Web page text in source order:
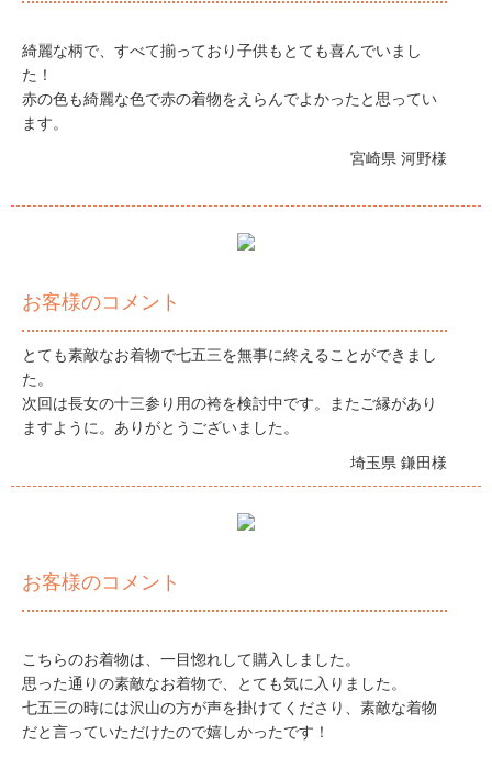
綺麗な柄で、すべて揃っており子供もとても喜んでいまし
た！
赤の色も綺麗な色で赤の着物をえらんでよかったと思ってい
ます。
宮崎県 河野様
お客様のコメント
とても素敵なお着物で七五三を無事に終えることができまし
た。
次回は長女の十三参り用の袴を検討中です。またご縁があり
ますように。ありがとうございました。
埼玉県 鎌田様
お客様のコメント
こちらのお着物は、一目惚れして購入しました。
思った通りの素敵なお着物で、とても気に入りました。
七五三の時には沢山の方が声を掛けてくださり、素敵な着物
だと言っていただけたので嬉しかったです！